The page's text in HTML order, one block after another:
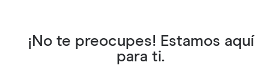
¡No te preocupes! Estamos aquí
para ti.